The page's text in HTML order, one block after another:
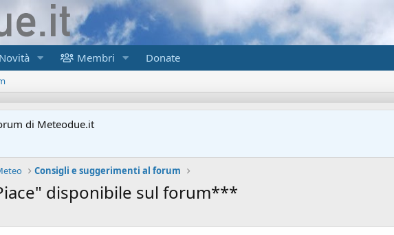
Novità Membri Donate
di Meteodue.it
Consigli e suggerimenti al forum
disponibile sul forum***